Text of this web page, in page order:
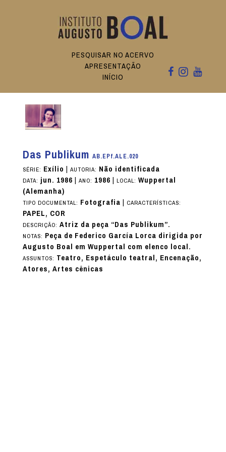
PESQUISAR NO ACERVO
APRESENTAÇÃO
INÍCIO
Das Publikum AB.EPf.ALE.020
SÉRIE: Exílio | AUTORIA: Não identificada
DATA:jun. 1986| ANO: 1986| LOCAL: Wuppertal
(Alemanha)
TIPO DOCUMENTAL: Fotografia| CARACTERÍSTICAS:
PAPEL, COR
DESCRIÇÃO: Atriz da peça “Das Publikum”.
NOTAS: Peça de Federico García Lorca dirigida por
Augusto Boal em Wuppertal com elenco local.
ASSUNTOS: Teatro, Espetáculo teatral, Encenação,
Atores, Artes cênicas